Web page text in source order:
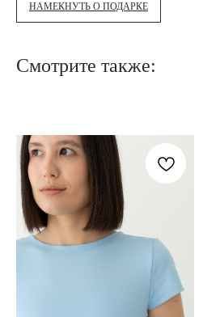
НАМЕКНУТЬ О ПОДАРКЕ
Смотрите также: